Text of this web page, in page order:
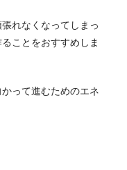
れなくなってしまっ
ことをおすすめしま
って進むためのエネ